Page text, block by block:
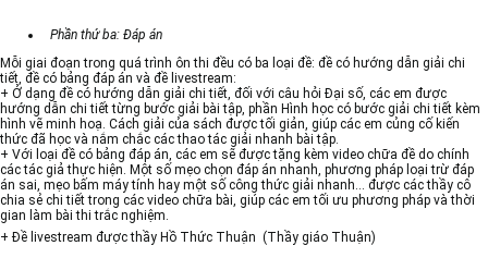
Phần thứ ba: Đáp án
Mỗi giai đoạn trong quá trình ôn thi đều có ba loại đề: đề có hướng dẫn giải chi
tiết, đề có bảng đáp án và đề livestream:
+ Ở dạng đề có hướng dẫn giải chi tiết, đối với câu hỏi Đại số, các em được
hướng dẫn chi tiết từng bước giải bài tập, phần Hình học có bước giải chi tiết kèm
hình vẽ minh hoạ. Cách giải của sách được tối giản, giúp các em củng cố kiến
thức đã học và nắm chắc các thao tác giải nhanh bài tập.
+ Với loại đề có bảng đáp án, các em sẽ được tặng kèm video chữa đề do chính
các tác giả thực hiện. Một số mẹo chọn đáp án nhanh, phương pháp loại trừ đáp
án sai, mẹo bấm máy tính hay một số công thức giải nhanh… được các thầy cô
chia sẻ chi tiết trong các video chữa bài, giúp các em tối ưu phương pháp và thời
gian làm bài thi trắc nghiệm.
+ Đề livestream được thầy Hồ Thức Thuận (Thầy giáo Thuận)